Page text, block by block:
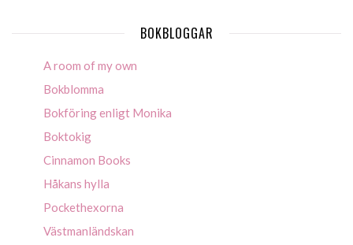
BOKBLOGGAR
A room of my own
Bokblomma
Bokföring enligt Monika
Boktokig
Cinnamon Books
Håkans hylla
Pockethexorna
Västmanländskan